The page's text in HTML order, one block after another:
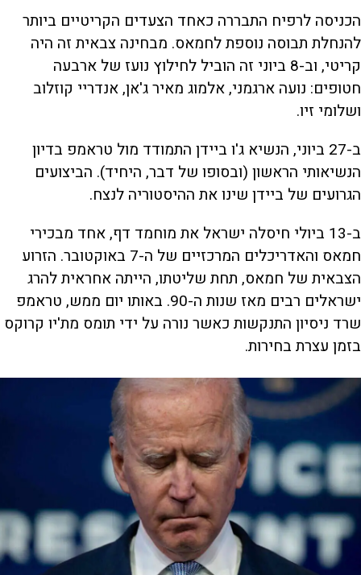
הכניסה לרפיח התבררה כאחד הצעדים הקריטיים ביותר
להנחלת תבוסה נוספת לחמאס. מבחינה צבאית זה היה
קריטי, וב-8 ביוני זה הוביל לחילוץ נועז של ארבעה
חטופים: נועה ארגמני, אלמוג מאיר ג'אן, אנדריי קוזלוב
ושלומי זיו.
ב-27 ביוני, הנשיא ג'ו ביידן התמודד מול טראמפ בדיון
הנשיאותי הראשון (ובסופו של דבר, היחיד). הביצועים
הגרועים של ביידן שינו את ההיסטוריה לנצח.
ב-13 ביולי חיסלה ישראל את מוחמד דף, אחד מבכירי
חמאס והאדריכלים המרכזיים של ה-7 באוקטובר. הזרוע
הצבאית של חמאס, תחת שליטתו, הייתה אחראית להרג
ישראלים רבים מאז שנות ה-90. באותו יום ממש, טראמפ
שרד ניסיון התנקשות כאשר נורה על ידי תומס מת'יו קרוקס
בזמן עצרת בחירות.